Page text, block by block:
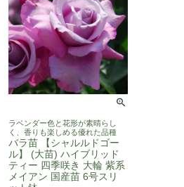
ラベンダー色と花形が素晴らし
く、香りも楽しめる優れた品種
バラ苗 【シャルルドゴー
ル】 (大苗) ハイブリッド
ティー 四季咲き 大輪 紫系
メイアン 国産苗 6号スリ